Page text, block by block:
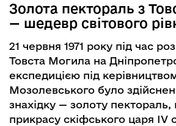
Золота пектораль з
— шедевр світового
21 червня 1971 року під час
Товста Могила на
експедицією під
Мозолевського було
знахідку — золоту пектораль,
прикрасу скіфського царя IV